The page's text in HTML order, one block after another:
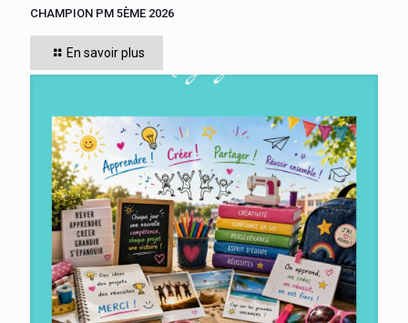
Cette année, tous les élèves de 5ème du collège se sont
affrontés. Six finalistes se sont disputé le titre de Champion
« Le compte est bon PM
CHAMPION PM 5ÈME 2026
En savoir plus